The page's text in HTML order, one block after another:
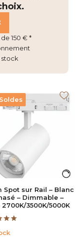
150 € *
stock
Spot sur Rail – Blanc
– Dimmable –
2700K/3500K/5000K